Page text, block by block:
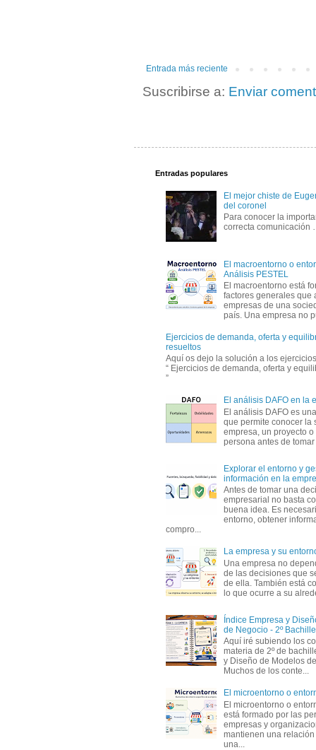
Entrada más reciente
Suscribirse a: Enviar
Entradas populares
El mejor chiste de
del coronel
Para conocer la
correcta
El macroentorno o
Análisis PESTEL
El macroentorno está
factores generales que
empresas de una
país. Una empresa no
Ejercicios de demanda, oferta y
resueltos
Aquí os dejo la solución a los
“ Ejercicios de demanda, oferta y
”
El análisis DAFO en la
El análisis DAFO es
que permite conocer la
empresa, un proyecto
persona antes de
Explorar el entorno y
información en la
Antes de tomar una
empresarial no basta
buena idea. Es
entorno, obtener
compro...
La empresa y su
Una empresa no
de las decisiones que
de ella. También está
lo que ocurre a su
Índice Empresa y
de Negocio - 2º
Aquí iré subiendo los
materia de 2º de
y Diseño de Modelos
Muchos de los conte...
El microentorno o
El microentorno o
está formado por las
empresas y
mantienen una
una...